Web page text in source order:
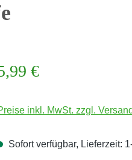
Preis:
€
inkl. MwSt. zzgl.
Sofort verfügbar, Lieferzeit: